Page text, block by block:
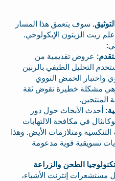
سوف يتعمق هذا المسار
زيت الزيتون الإيكولوجي.
عروض تقديمية من
التحليل الطيفي بالرنين
واختبار الحمض النووي
مشكلة خطيرة تقوض ثقة
المنتجين.
أحدث الأبحاث حول دور
في مكافحة الالتهابات
ومتلازمات الأيض. وهذا
تسويقية قوية مدعومة
الطحن والزراعة
مستشعرات إنترنت الأشياء،